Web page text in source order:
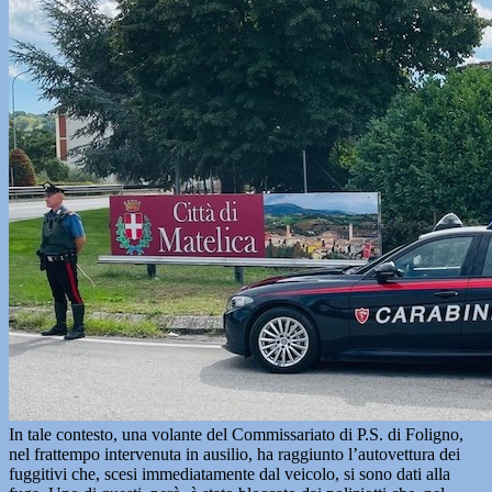
In tale contesto, una volante del Commissariato di P.S. di Foligno,
nel frattempo intervenuta in ausilio, ha raggiunto l’autovettura dei
fuggitivi che, scesi immediatamente dal veicolo, si sono dati alla